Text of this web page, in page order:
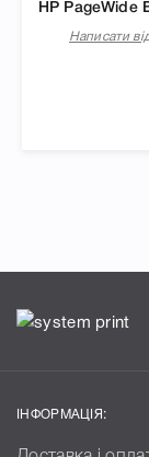
HP PageWide
Color 556dn
Написати
ІНФОРМАЦІЯ: